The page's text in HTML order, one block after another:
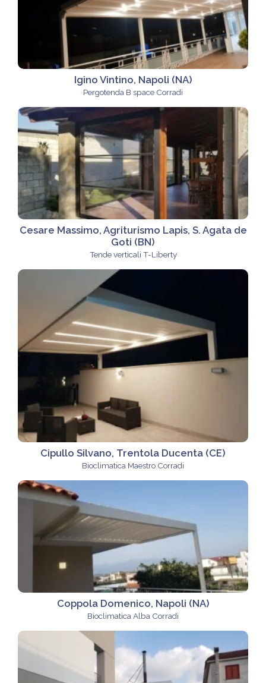
Igino Vintino, Napoli (NA)
Pergotenda B space Corradi
Cesare Massimo, Agriturismo Lapis, S. Agata de
Goti (BN)
Tende verticali T-Liberty
Cipullo Silvano, Trentola Ducenta (CE)
Bioclimatica Maestro Corradi
Coppola Domenico, Napoli (NA)
Bioclimatica Alba Corradi